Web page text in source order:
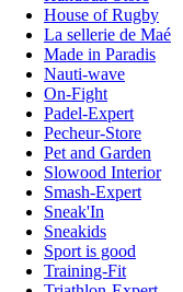
House of Rugby
La sellerie de Maé
Made in Paradis
Nauti-wave
On-Fight
Padel-Expert
Pecheur-Store
Pet and Garden
Slowood Interior
Smash-Expert
Sneak'In
Sneakids
Sport is good
Training-Fit